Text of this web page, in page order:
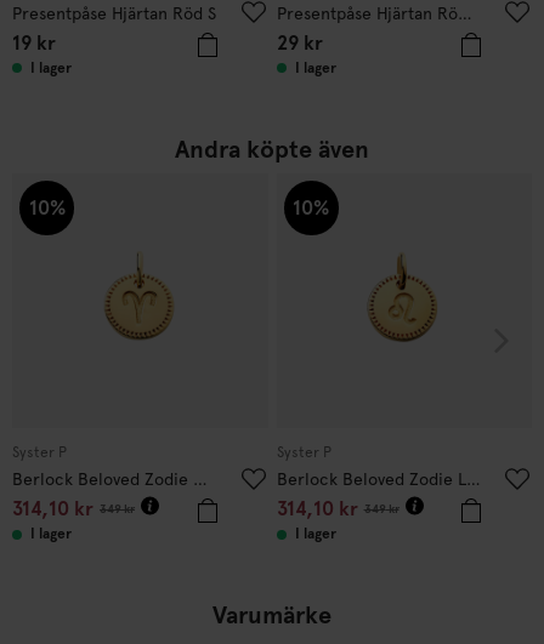
Presentpåse Hjärtan Röd S
19 kr
I lager
Presentpåse Hjärtan Röd M
29kr
I lager
Andra köpte även
10%
Syster P
Berlock Beloved Zodie Aries Guld
314,10 kr 349kr
I lager
10%
Syster P
Berlock Beloved Zodie Leo Guld
314,10 kr 349kr
I lager
Varumärke